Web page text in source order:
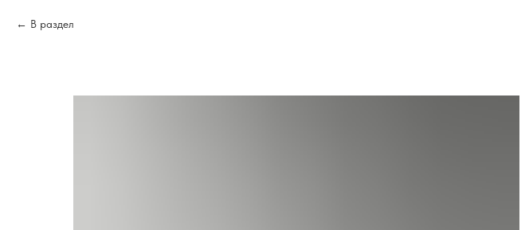
В раздел